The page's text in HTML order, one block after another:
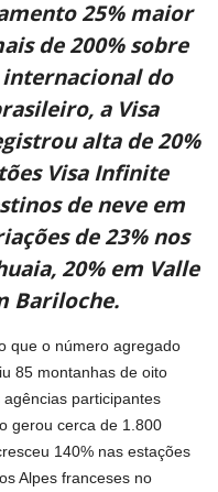
25% maior
de 200% sobre
internacional do
a Visa
alta de 20%
Visa Infinite
de neve em
de 23% nos
20% em Valle
Bariloche.
que o número agregado
85 montanhas de oito
participantes
gerou cerca de 1.800
140% nas estações
Alpes franceses no